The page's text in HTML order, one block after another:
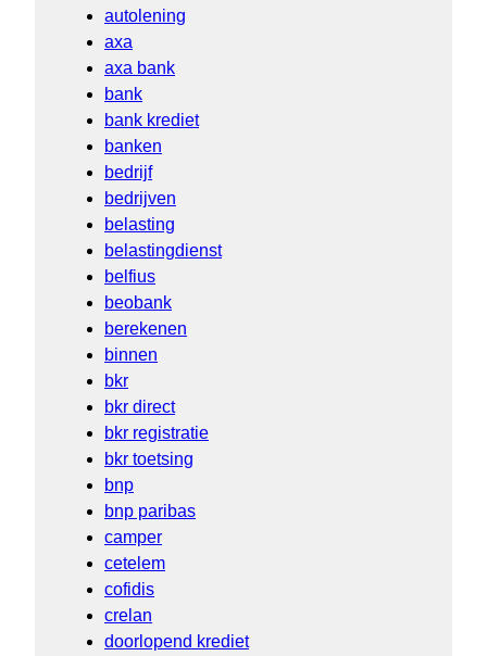
autolening
axa
axa bank
bank
bank krediet
banken
bedrijf
bedrijven
belasting
belastingdienst
belfius
beobank
berekenen
binnen
bkr
bkr direct
bkr registratie
bkr toetsing
bnp
bnp paribas
camper
cetelem
cofidis
crelan
doorlopend krediet